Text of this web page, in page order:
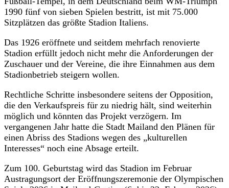
1990 fünf von sieben Spielen bestritt, ist mit 75.000
Sitzplätzen das größte Stadion Italiens.
Das 1926 eröffnete und seitdem mehrfach renovierte
Stadion erfüllt jedoch nicht mehr die Anforderungen der
Zuschauer und der Vereine, die ihre Einnahmen aus dem
Stadionbetrieb steigern wollen.
Rechtliche Schritte insbesondere seitens der Opposition,
die den Verkaufspreis für zu niedrig hält, sind weiterhin
möglich und könnten das Projekt verzögern. Im
vergangenen Jahr hatte die Stadt Mailand den Plänen für
einen Abriss des Stadions wegen des „kulturellen
Interesses“ noch eine Absage erteilt.
Zum 100. Geburtstag wird das Stadion im Februar
Austragungsort der Eröffnungszeremonie der Olympischen